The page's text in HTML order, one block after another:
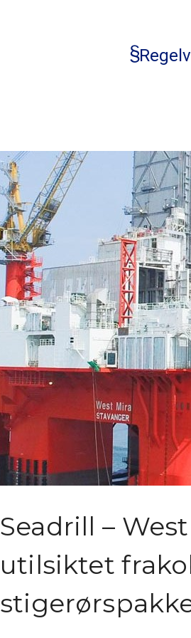
Seadrill –
utilsiktet